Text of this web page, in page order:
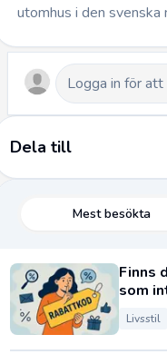
utomhus i den svenska
Dela till
Mest besökta
Finns
som
Livsstil